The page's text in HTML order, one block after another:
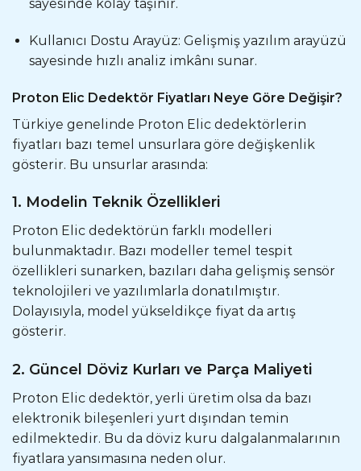
sayesinde kolay taşınır.
Kullanıcı Dostu Arayüz: Gelişmiş yazılım arayüzü
sayesinde hızlı analiz imkânı sunar.
Proton Elic Dedektör Fiyatları Neye Göre Değişir?
Türkiye genelinde Proton Elic dedektörlerin
fiyatları bazı temel unsurlara göre değişkenlik
gösterir. Bu unsurlar arasında:
1. Modelin Teknik Özellikleri
Proton Elic dedektörün farklı modelleri
bulunmaktadır. Bazı modeller temel tespit
özellikleri sunarken, bazıları daha gelişmiş sensör
teknolojileri ve yazılımlarla donatılmıştır.
Dolayısıyla, model yükseldikçe fiyat da artış
gösterir.
2. Güncel Döviz Kurları ve Parça Maliyeti
Proton Elic dedektör, yerli üretim olsa da bazı
elektronik bileşenleri yurt dışından temin
edilmektedir. Bu da döviz kuru dalgalanmalarının
fiyatlara yansımasına neden olur.